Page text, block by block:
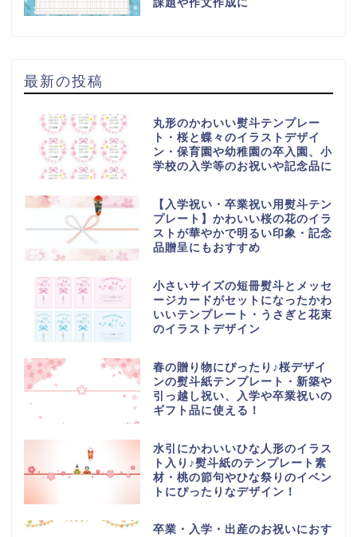
課題や作文作成に
最新の投稿
丸形のかわいい熨斗テンプレー
ト・桜と蝶々のイラストデザイ
ン・保育園や幼稚園の卒入園、小
学校の入学等のお祝いや記念品に
【入学祝い・卒業祝い用熨斗テン
プレート】かわいい桜の花のイラ
ストが華やかで明るい印象・記念
品贈呈にもおすすめ
小さいサイズの短冊熨斗とメッセ
ージカードがセットになったかわ
いいテンプレート・うさぎと花束
のイラストデザイン
春の贈り物にぴったり♪桜デザイ
ンの熨斗紙テンプレート・新築や
引っ越し祝い、入学や卒業祝いの
ギフト品に使える！
水引にかわいいひな人形のイラス
ト入り♪熨斗紙のテンプレート素
材・桃の節句やひな祭りのイベン
トにぴったりなデザイン！
卒業・入学・出産のお祝いにおす